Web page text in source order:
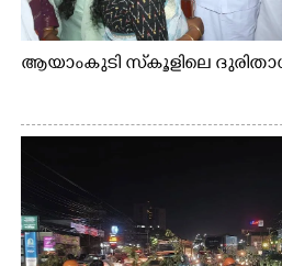
ആയാംകുടി സ്‌കൂളിലെ